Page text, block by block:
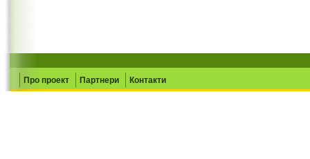
Про проект Партнери Контакти